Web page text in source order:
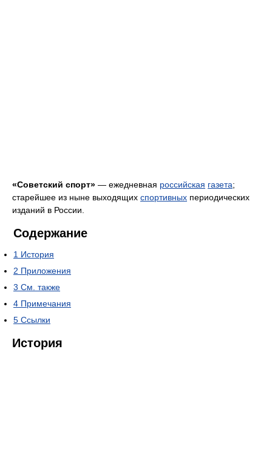
«Советский спорт» — ежедневная российская газета;
старейшее из ныне выходящих спортивных периодических
изданий в России.
Содержание
1 История
2 Приложения
3 См. также
4 Примечания
5 Ссылки
История